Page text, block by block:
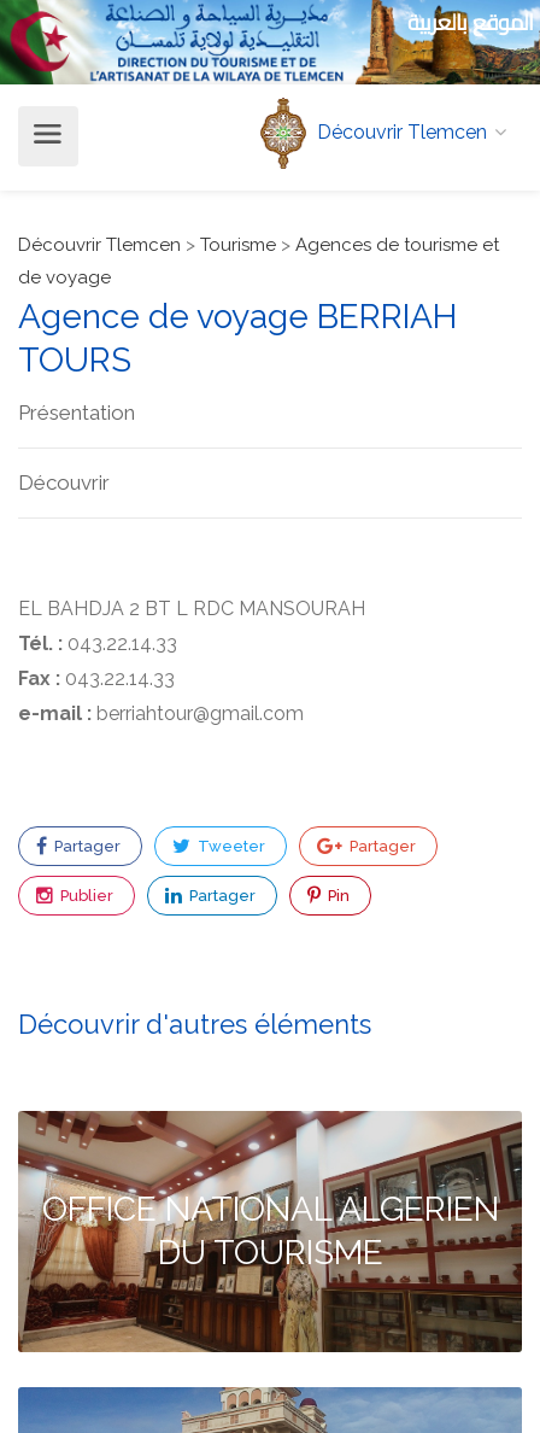
الموقع بالعربية
Découvrir Tlemcen
Découvrir Tlemcen > Tourisme > Agences de tourisme et
de voyage
Agence de voyage BERRIAH
TOURS
Présentation
Découvrir
EL BAHDJA 2 BT L RDC MANSOURAH
Tél. : 043.22.14.33
Fax : 043.22.14.33
e-mail : berriahtour@gmail.com
Partager Tweeter Partager
Publier Partager Pin
Découvrir d'autres éléments
OFFICE NATIONAL ALGERIEN
DU TOURISME